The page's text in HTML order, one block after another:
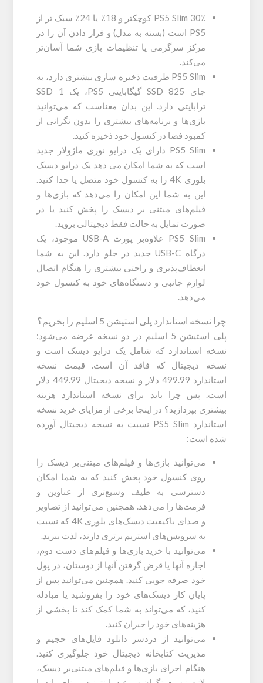
PS5 Slim 30٪ کوچکتر و 18٪ یا 24٪ سبک تر از
PS5 است (بسته به مدل) و قرار دادن آن را در
مرکز سرگرمی یا تنظیمات بازی شما آسان‌تر
می‌کند.
PS5 Slim ظرفیت ذخیره سازی بیشتری دارد، به
جای SSD 825 گیگابایتی PS5، یک SSD 1
ترابایتی دارد. این بدان معناست که می‌توانید
بازی‌ها و برنامه‌های بیشتری را بدون نگرانی از
کمبود فضا در کنسول خود ذخیره کنید.
PS5 Slim دارای یک درایو نوری ماژولار جدید
است که به شما امکان می دهد یک درایو دیسک
بلوری 4K را به کنسول خود متصل یا جدا کنید.
این به شما این امکان را می‌دهد که بازی‌ها و
فیلم‌های مبتنی بر دیسک را پخش کنید یا در
صورت تمایل به حالت فقط دیجیتالی بروید.
PS5 Slim علاوه‌بر پورت USB-A موجود، یک
درگاه USB-C جدید در جلو دارد. این به شما
انعطاف‌پذیری و راحتی بیشتری را هنگام اتصال
لوازم جانبی و دستگاه‌های خود به کنسول خود
می‌دهد.
چرا نسخه استاندارد پلی استیشن 5 اسلیم را بخریم؟
پلی استیشن 5 اسلیم در دو نسخه عرضه می‌شود:
نسخه استاندارد که شامل یک درایو دیسک است و
نسخه دیجیتال که فاقد آن است. قیمت نسخه
استاندارد 499.99 دلار و نسخه دیجیتال 449.99 دلار
است. پس چرا باید برای نسخه استاندارد هزینه
بیشتری بپردازید؟ در اینجا برخی از مزایای خرید نسخه
استاندارد PS5 Slim نسبت به نسخه دیجیتال آورده
شده است:
می‌توانید بازی‌ها و فیلم‌های مبتنی‌بر دیسک را
روی کنسول خود پخش کنید که به شما امکان
دسترسی به طیف وسیع‌تری از عناوین و
فرمت‌ها را می‌دهد. همچنین می‌توانید از تصاویر
و صدای باکیفیت دیسک‌های بلوری 4K که نسبت
به سرویس‌های استریم برتری دارند، لذت ببرید.
می‌توانید با خرید بازی‌ها و فیلم‌های دست دوم،
اجاره آنها یا قرض گرفتن آنها از دوستان، در پول
خود صرفه جویی کنید. همچنین می‌توانید پس از
پایان کار دیسک‌های خود را بفروشید یا مبادله
کنید، که می‌تواند به شما کمک کند تا بخشی از
هزینه‌های خود را جبران کنید.
می‌توانید از دردسر دانلود فایل‌های حجیم و
مدیریت کتابخانه دیجیتال خود جلوگیری کنید.
هنگام اجرای بازی‌ها و فیلم‌های مبتنی‌بر دیسک،